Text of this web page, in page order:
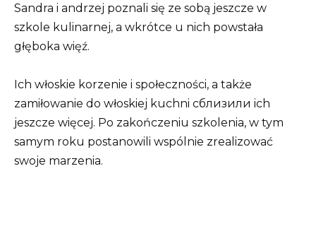
Sandra i andrzej poznali się ze sobą jeszcze w
szkole kulinarnej, a wkrótce u nich powstała
głęboka więź.
Ich włoskie korzenie i społeczności, a także
zamiłowanie do włoskiej kuchni сблизили ich
jeszcze więcej. Po zakończeniu szkolenia, w tym
samym roku postanowili wspólnie zrealizować
swoje marzenia.